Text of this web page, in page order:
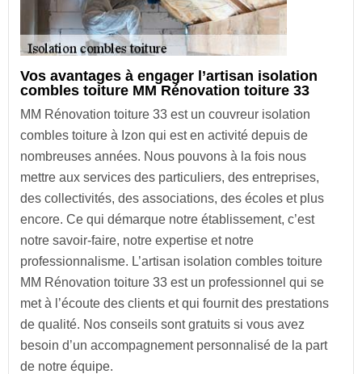
Vos avantages à engager l’artisan isolation
combles toiture MM Rénovation toiture 33
MM Rénovation toiture 33 est un couvreur isolation
combles toiture à Izon qui est en activité depuis de
nombreuses années. Nous pouvons à la fois nous
mettre aux services des particuliers, des entreprises,
des collectivités, des associations, des écoles et plus
encore. Ce qui démarque notre établissement, c’est
notre savoir-faire, notre expertise et notre
professionnalisme. L’artisan isolation combles toiture
MM Rénovation toiture 33 est un professionnel qui se
met à l’écoute des clients et qui fournit des prestations
de qualité. Nos conseils sont gratuits si vous avez
besoin d’un accompagnement personnalisé de la part
de notre équipe.